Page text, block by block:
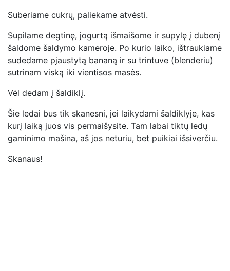
Suberiame cukrų, paliekame atvėsti.
Supilame degtinę, jogurtą išmaišome ir supylę į dubenį
šaldome šaldymo kameroje. Po kurio laiko, ištraukiame
sudedame pjaustytą bananą ir su trintuve (blenderiu)
sutrinam viską iki vientisos masės.
Vėl dedam į šaldiklį.
Šie ledai bus tik skanesni, jei laikydami šaldiklyje, kas
kurį laiką juos vis permaišysite. Tam labai tiktų ledų
gaminimo mašina, aš jos neturiu, bet puikiai išsiverčiu.
Skanaus!